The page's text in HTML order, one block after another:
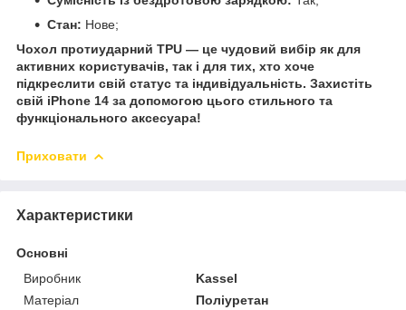
Стан: Нове;
Чохол протиударний TPU — це чудовий вибір як для
активних користувачів, так і для тих, хто хоче
підкреслити свій статус та індивідуальність. Захистіть
свій iPhone 14 за допомогою цього стильного та
функціонального аксесуара!
Приховати
Характеристики
Основні
Виробник
Kassel
Матеріал
Поліуретан